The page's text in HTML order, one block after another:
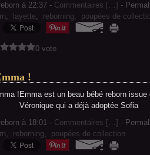
à 22:37 - Commentaires [ …] -
, layette, reborning, poupées de
0 vote
!
Emma est un beau bébé reborn
Véronique qui a déjà adoptée Sofia
à 18:01 - Commentaires [ …] -
, reborning, poupées de collection